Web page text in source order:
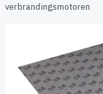
verbrandingsmotoren
afbeeldingen-